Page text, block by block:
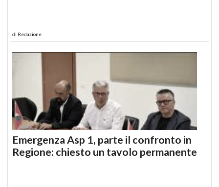
di Redazione
Emergenza Asp 1, parte il confronto in
Regione: chiesto un tavolo permanente